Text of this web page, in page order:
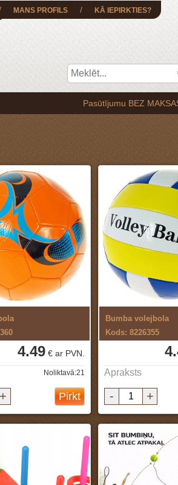
MANS PROFILS / KĀ IEPIRKTIES?
BEZ MAKSAS iespējams saņemt
4.49 € ar PVN.
Noliktavā:21
+ Pirkt
Bumba volejbola
Kods: 8226355
Apraksts
- +